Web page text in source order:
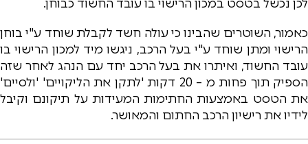
לכן נכשל בטסט במכון הרישוי בו עובד החשוד כבוחן.
כאמור, השוטרים שהבינו כי עולה חשד לקבלת שוחד ע"י בוחן
הרישוי ומתן שוחד ע"י בעל הרכב, ניגשו מיד למכון הרישוי בו
עובד החשוד, ואיתרו את בעל הרכב יחד עם הנהג לאחר שזה
הספיק תוך פחות מ – 20 דקות 'לתקן את הליקויים' 'ולסיים'
את הטסט באמצעות החתימות המעידות על תיקונם וקיבל
לידיו את רישיון הרכב החתום והמאושר.